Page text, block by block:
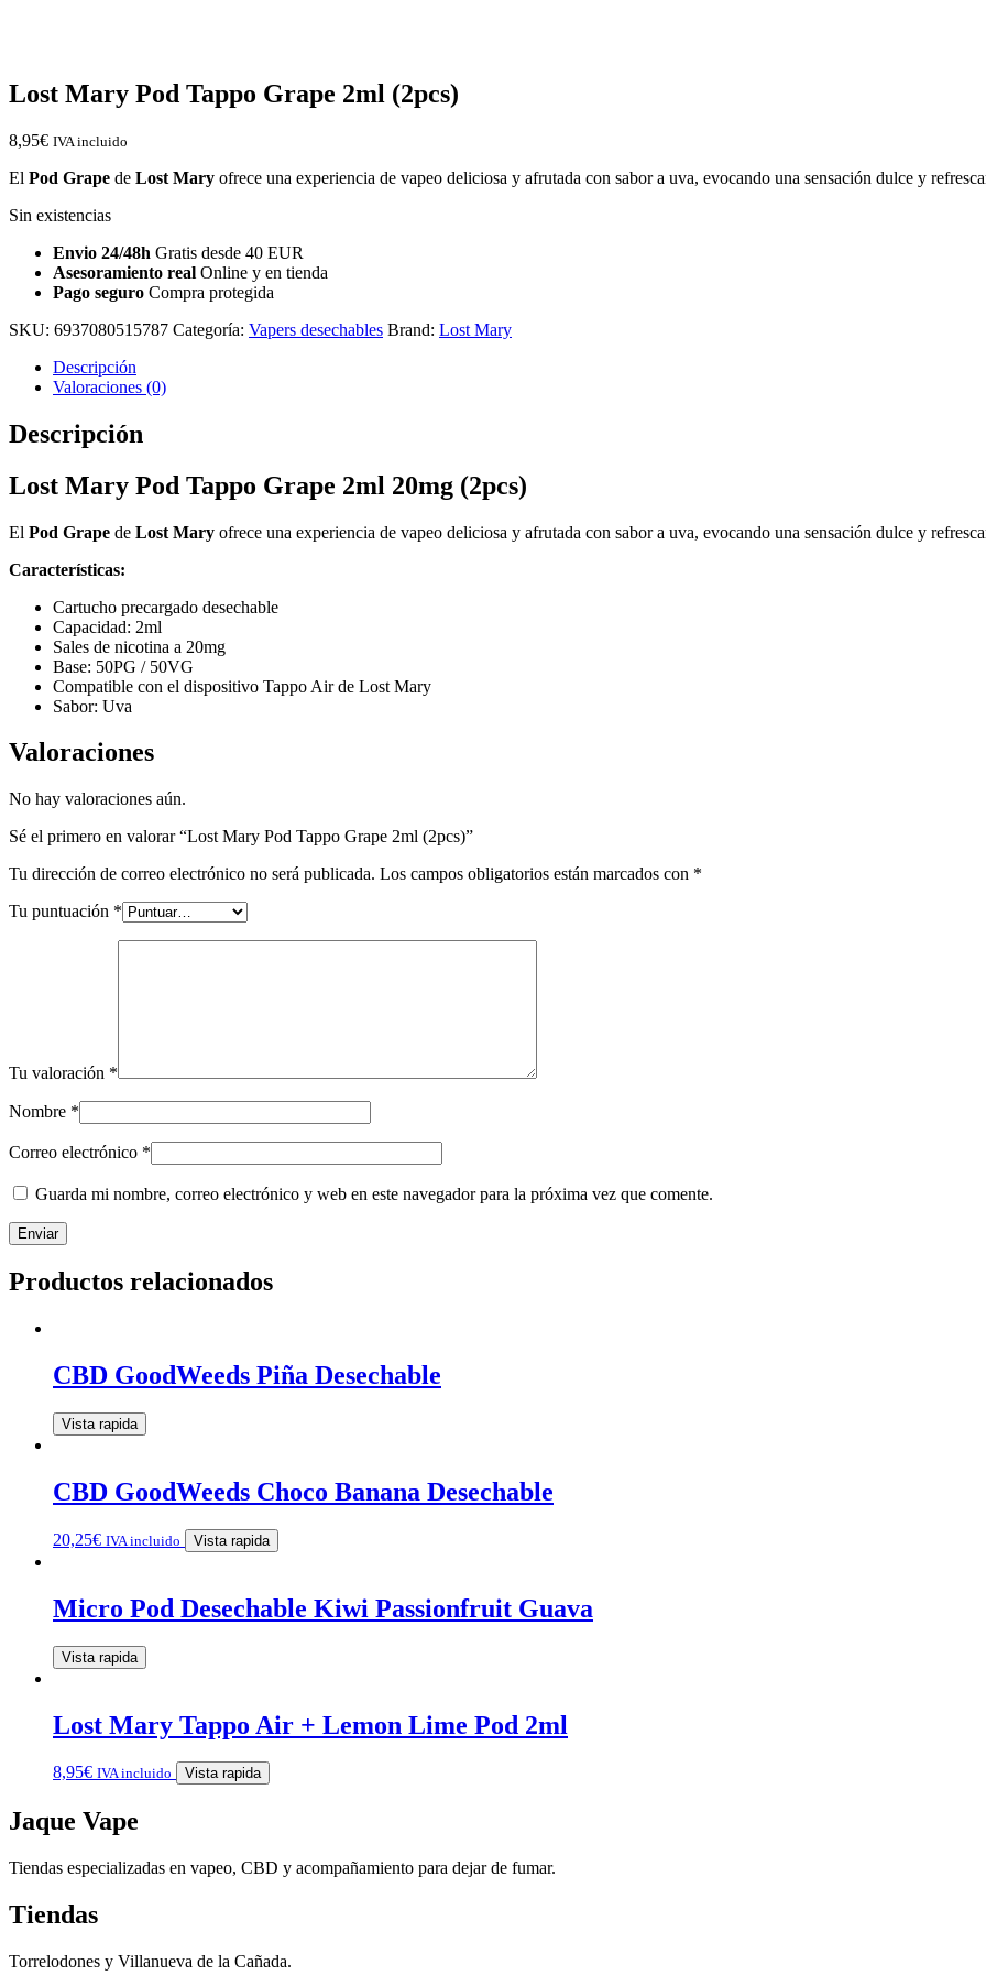
Lost Mary Pod Tappo Grape 2ml (2pcs)
8,95€ IVA incluido
El Pod Grape de Lost Mary ofrece una experiencia de vapeo deliciosa y afrutada con sabor a uva, evocando una sensación dulce y
Sin existencias
Envio 24/48h Gratis desde 40 EUR
Asesoramiento real Online y en tienda
Pago seguro Compra protegida
SKU: 6937080515787 Categoría: Vapers desechables Brand: Lost Mary
Descripción
Valoraciones (0)
Descripción
Lost Mary Pod Tappo Grape 2ml 20mg (2pcs)
El Pod Grape de Lost Mary ofrece una experiencia de vapeo deliciosa y afrutada con sabor a uva, evocando una sensación dulce y
Características:
Cartucho precargado desechable
Capacidad: 2ml
Sales de nicotina a 20mg
Base: 50PG / 50VG
Compatible con el dispositivo Tappo Air de Lost Mary
Sabor: Uva
Valoraciones
No hay valoraciones aún.
Sé el primero en valorar “Lost Mary Pod Tappo Grape 2ml (2pcs)”
Tu dirección de correo electrónico no será publicada. Los campos obligatorios están marcados con *
Tu puntuación *
Tu valoración *
Nombre *
Correo electrónico *
Guarda mi nombre, correo electrónico y web en este navegador para la próxima vez que comente.
Productos relacionados
CBD GoodWeeds Piña Desechable
Vista rapida
CBD GoodWeeds Choco Banana Desechable
20,25€ IVA incluido Vista rapida
Micro Pod Desechable Kiwi Passionfruit Guava
Vista rapida
Lost Mary Tappo Air + Lemon Lime Pod 2ml
8,95€ IVA incluido Vista rapida
Jaque Vape
Tiendas especializadas en vapeo, CBD y acompañamiento para dejar de fumar.
Tiendas
Torrelodones y Villanueva de la Cañada.